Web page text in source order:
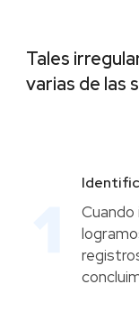
Tales
varias de las